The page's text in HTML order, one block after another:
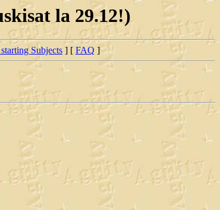
la 29.12!)
Subjects ] [ FAQ ]